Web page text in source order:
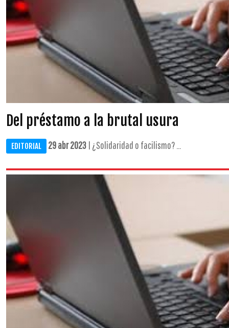
Del préstamo a la brutal usura
EDITORIAL 29 abr 2023 | ¿Solidaridad o facilismo? ...